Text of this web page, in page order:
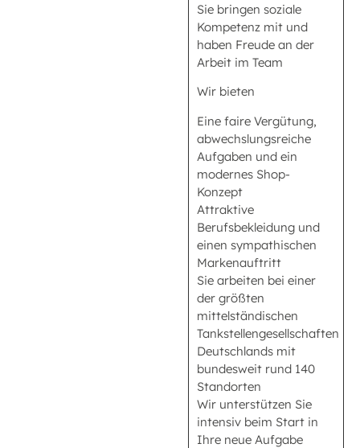
Sie bringen soziale
Kompetenz mit und
haben Freude an der
Arbeit im Team
Wir bieten
Eine faire Vergütung,
abwechslungsreiche
Aufgaben und ein
modernes Shop-
Konzept
Attraktive
Berufsbekleidung und
einen sympathischen
Markenauftritt
Sie arbeiten bei einer
der größten
mittelständischen
Tankstellengesellschaften
Deutschlands mit
bundesweit rund 140
Standorten
Wir unterstützen Sie
intensiv beim Start in
Ihre neue Aufgabe